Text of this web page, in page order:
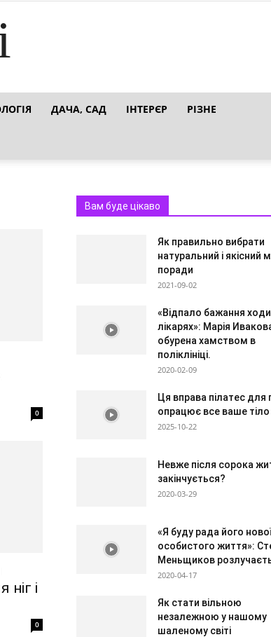
ДАЧА, САД ІНТЕРЄР РІЗНЕ
0
і
0
Вам буде цікаво
Як правильно вибрати
натуральний і якісний
поради
2021-09-02
«Відпало бажання
лікарях»: Марія
обурена хамством в
поліклініці.
2020-02-09
Ця вправа пілатес для
опрацює все ваше тіло
2025-10-22
Невже після сорока
закінчується?
2020-03-29
«Я буду рада його
особистого життя»:
Меньщиков
2020-04-17
Як стати вільною
незалежною у нашому
шаленому світі